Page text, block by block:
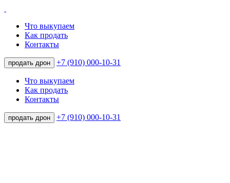
Что выкупаем
Как продать
Контакты
продать дрон +7 (910) 000-10-31
Что выкупаем
Как продать
Контакты
продать дрон +7 (910) 000-10-31